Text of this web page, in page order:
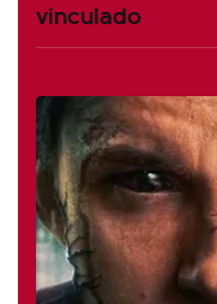
vinculado